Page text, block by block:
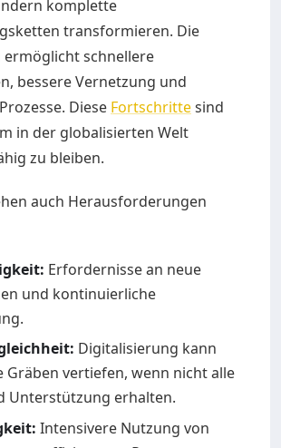
komplette
transformieren. Die
schnellere
bessere Vernetzung und
Diese Fortschrittesind
in der globalisierten Welt
zu bleiben.
auch Herausforderungen
Erfordernisse an neue
und kontinuierliche
Digitalisierung kann
Gräben vertiefen, wenn nicht alle
Unterstützung erhalten.
Intensivere Nutzung von